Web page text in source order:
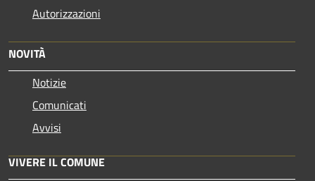
Autorizzazioni
NOVITÀ
Notizie
Comunicati
Avvisi
VIVERE IL COMUNE